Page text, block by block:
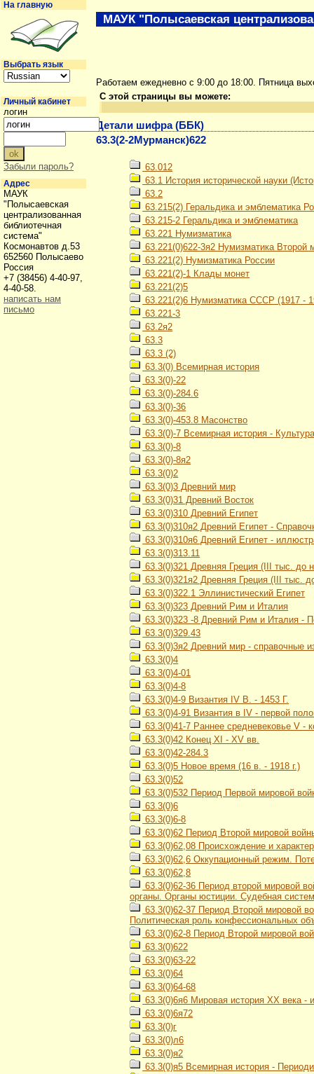
Работаем ежедневно с 9:00 до 18:00. Пятница
С этой страницы вы можете:
Детали шифра (ББК)
63.3(2-2Мурманск)622
63.012
63.1 История исторической науки
63.2
63.215(2) Геральдика и эмблематика
63.215-2 Геральдика и эмблематика
63.221 Нумизматика
63.221(0)622-3я2 Нумизматика
63.221(2) Нумизматика России
63.221(2)-1 Клады монет
63.221(2)5
63.221(2)6 Нумизматика СССР (1917 -
63.221-3
63.2я2
63.3
63.3 (2)
63.3(0) Всемирная история
63.3(0)-22
63.3(0)-284.6
63.3(0)-36
63.3(0)-453.8 Масонство
63.3(0)-7 Всемирная история -
63.3(0)-8
63.3(0)-8я2
63.3(0)2
63.3(0)3 Древний мир
63.3(0)31 Древний Восток
63.3(0)310 Древний Египет
63.3(0)310я2 Древний Египет -
63.3(0)310я6 Древний Египет -
63.3(0)313.11
63.3(0)321 Древняя Греция (III тыс. до
63.3(0)321я2 Древняя Греция (III тыс.
63.3(0)322.1 Эллинистический Египет
63.3(0)323 Древний Рим и Италия
63.3(0)323 -8 Древний Рим и Италия -
63.3(0)329.43
63.3(0)3я2 Древний мир - справочные
63.3(0)4
63.3(0)4-01
63.3(0)4-8
63.3(0)4-9 Византия IV В. - 1453 Г.
63.3(0)4-91 Византия в IV - первой
63.3(0)41-7 Раннее средневековье V -
63.3(0)42 Конец XI - XV вв.
63.3(0)42-284.3
63.3(0)5 Новое время (16 в. - 1918 г.)
63.3(0)52
63.3(0)532 Период Первой мировой
63.3(0)6
63.3(0)6-8
63.3(0)62 Период Второй мировой
63.3(0)62,08 Происхождение и
63.3(0)62,6 Оккупационный режим.
63.3(0)62,8
63.3(0)62-36 Период второй мировой
органы. Органы юстиции. Судебная
63.3(0)62-37 Период Второй мировой
Политическая роль конфессиональных
63.3(0)62-8 Период Второй мировой
63.3(0)622
63.3(0)63-22
63.3(0)64
63.3(0)64-68
63.3(0)6я6 Мировая история ХХ века -
63.3(0)6я72
63.3(0)г
63.3(0)л6
63.3(0)я2
63.3(0)я5 Всемирная история -
МАУК "Полысаевская
На главную
Выбрать язык
Личный кабинет
логин
Забыли пароль?
Адрес
МАУК
"Полысаевская
централизованная
библиотечная
система"
Космонавтов д.53
652560 Полысаево
Россия
+7 (38456) 4-40-97,
4-40-58.
написать нам
письмо